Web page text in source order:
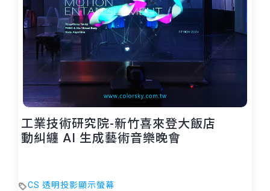
工業技術研究院-新竹喜來登大飯店
動糾纏 AI 生成藝術音樂晚會
CS 透明投影顯示螢幕